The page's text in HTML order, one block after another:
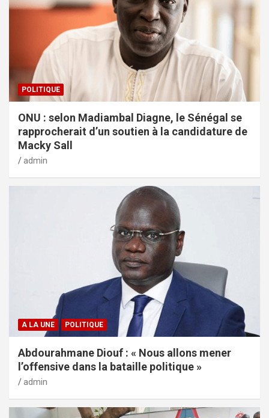
POLITIQUE
ONU : selon Madiambal Diagne, le Sénégal se
rapprocherait d’un soutien à la candidature de
Macky Sall
admin
A LA UNE POLITIQUE
Abdourahmane Diouf : « Nous allons mener
l’offensive dans la bataille politique »
admin